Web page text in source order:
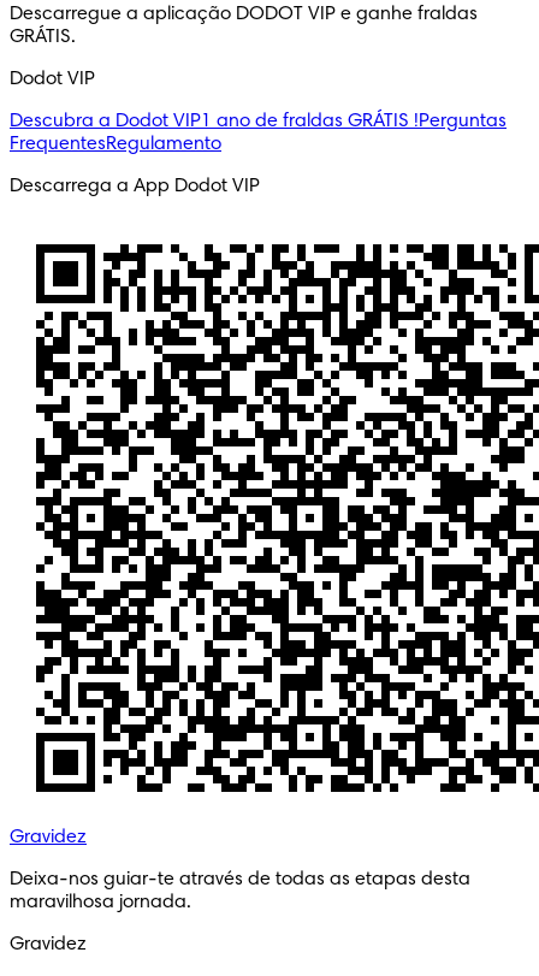
Descarregue a aplicação DODOT VIP e ganhe fraldas
GRÁTIS.
Dodot VIP
Descubra a Dodot VIP1 ano de fraldas GRÁTIS !Perguntas
FrequentesRegulamento
Descarrega a App Dodot VIP
Gravidez
Deixa-nos guiar-te através de todas as etapas desta
maravilhosa jornada.
Gravidez